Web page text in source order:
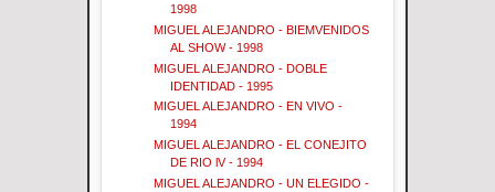
1998
MIGUEL ALEJANDRO - BIEMVENIDOS
AL SHOW - 1998
MIGUEL ALEJANDRO - DOBLE
IDENTIDAD - 1995
MIGUEL ALEJANDRO - EN VIVO -
1994
MIGUEL ALEJANDRO - EL CONEJITO
DE RIO lV - 1994
MIGUEL ALEJANDRO - UN ELEGIDO -